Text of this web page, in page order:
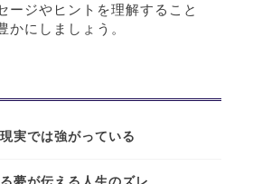
ージやヒントを理解すること
かにしましょう。
実では強がっている